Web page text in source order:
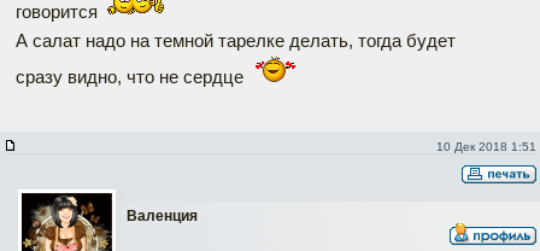
говорится
А салат надо на темной тарелке делать, тогда будет
сразу видно, что не сердце
10 Дек 2018 1:51
Валенция